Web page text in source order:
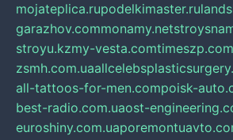
mojateplica.rupodelkimaster.ru
garazhov.commonamy.net
stroyu.kzmy-vesta.comtimeszp.com
zsmh.com.ua
all-tattoos-for-men.compoisk-
best-radio.com.uaost-
euroshiny.com.ua